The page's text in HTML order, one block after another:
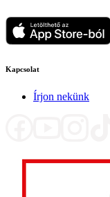
Kapcsolat
Írjon nekünk